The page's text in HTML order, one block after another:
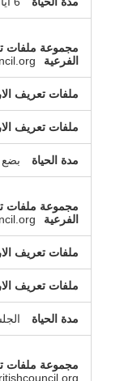
بضع